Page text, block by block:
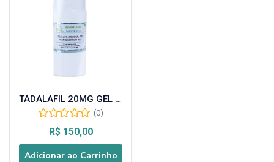
TADALAFIL 20MG GEL TRANSDERMICO
(0)
R$150,00
Adicionar ao Carrinho